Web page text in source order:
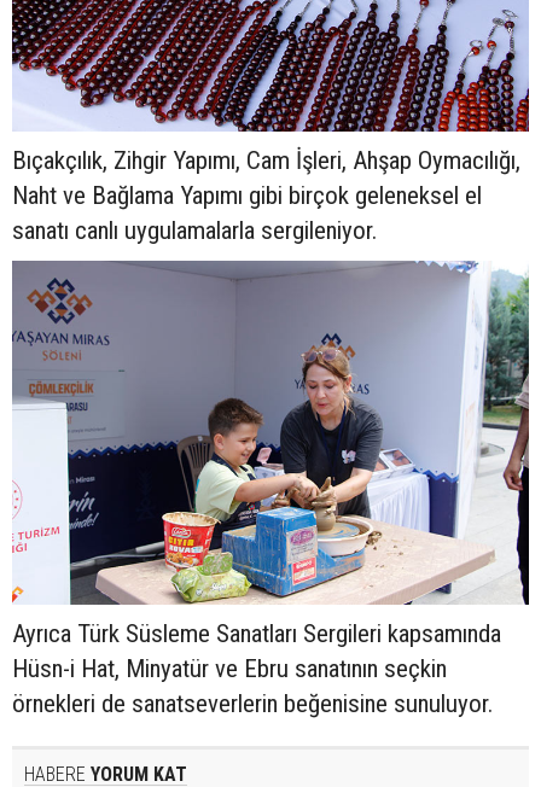
Bıçakçılık, Zihgir Yapımı, Cam İşleri, Ahşap Oymacılığı,
Naht ve Bağlama Yapımı gibi birçok geleneksel el
sanatı canlı uygulamalarla sergileniyor.
Ayrıca Türk Süsleme Sanatları Sergileri kapsamında
Hüsn-i Hat, Minyatür ve Ebru sanatının seçkin
örnekleri de sanatseverlerin beğenisine sunuluyor.
HABERE YORUM KAT